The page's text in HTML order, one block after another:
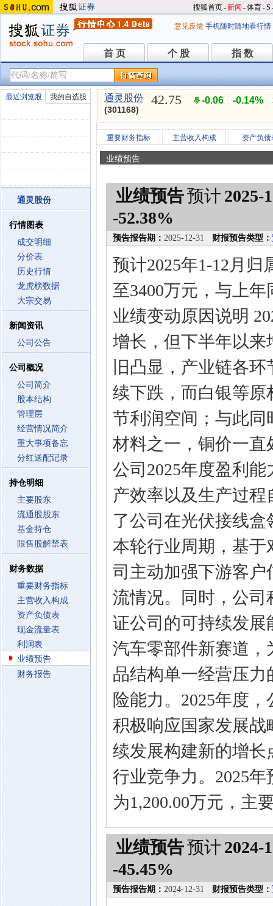
搜狐首页-新闻 -体育-S
意见反馈 手机随时随地看行情
首 页
首 页 个 股
个 股 指 数
指 数
最近浏览股 我的自选股
通灵股份
行情图表
成交明细
分价表
历史行情
龙虎榜数据
大宗交易
新闻资讯
公司公告
公司概况
公司简介
股本结构
管理层
经营情况简介
重大事项备忘
分红送配记录
持仓明细
主要股东
流通股股东
基金持仓
限售股解禁表
财务数据
重要财务指标
主营收入构成
资产负债表
现金流量表
利润表
业绩预告
财务报告
通灵股份
(301168)
42.75 -0.06 -0.14%
重要财务指标 主营收入构成 资产负债
业绩预告
业绩预告预计 2025-
-52.38%
预告报告期： 2025-12-31 财报预告类型：
预计2025年1-12月
至3400万元，与上年
业绩变动原因说明
增长，但下半年以
旧凸显，产业链各
续下跌，而白银等
节利润空间；与此同
材料之一，铜价一
公司2025年度盈利
产效率以及生产过
了公司在光伏接线
本轮行业周期，基
司主动加强下游客
流情况。同时，公
证公司的可持续发展
汽车零部件新赛道
品结构单一经营压
险能力。2025年度
积极响应国家发展
续发展构建新的增
行业竞争力。2025
为1,200.00万元，主
业绩预告预计 2024-
-45.45%
预告报告期： 2024-12-31 财报预告类型：